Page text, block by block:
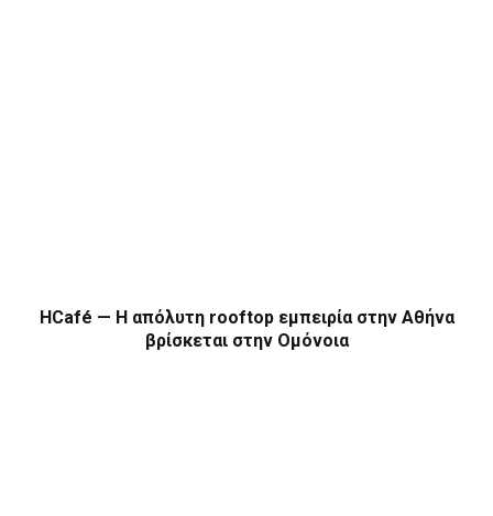
HCafé — Η απόλυτη rooftop εμπειρία στην Αθήνα
βρίσκεται στην Ομόνοια